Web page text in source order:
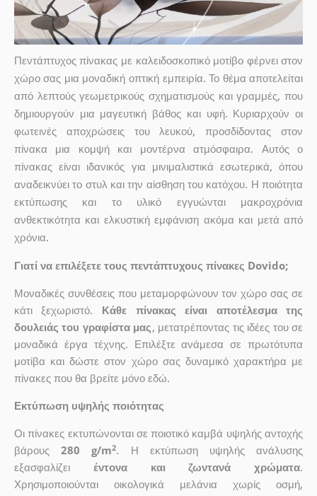
Πεντάπτυχος πίνακας με καλειδοσκοπικό μοτίβο φέρνει στον
χώρο σας μια μοναδική οπτική εμπειρία. Το θέμα αποτελείται
από λεπτούς γεωμετρικούς σχηματισμούς και γραμμές, που
δημιουργούν μια μαγευτική βάθος και υφή. Κυριαρχούν οι
φωτεινές αποχρώσεις του λευκού, προσδίδοντας στον
πίνακα μια κομψή και μοντέρνα ατμόσφαιρα. Αυτός ο
πίνακας είναι ιδανικός για μινιμαλιστικά εσωτερικά, όπου
αναδεικνύει το στυλ και την αίσθηση του κατόχου. Η ποιότητα
εκτύπωσης και το υλικό εγγυώνται μακροχρόνια
ανθεκτικότητα και ελκυστική εμφάνιση ακόμα και μετά από
χρόνια.
Γιατί να επιλέξετε τους πεντάπτυχους πίνακες Dovido;
Μοναδικές συνθέσεις που μεταμορφώνουν τον χώρο σας σε
κάτι ξεχωριστό. Κάθε πίνακας είναι αποτέλεσμα της
δουλειάς του γραφίστα μας, μετατρέποντας τις ιδέες του σε
μοναδικά έργα τέχνης. Επιλέξτε ανάμεσα σε πρωτότυπα
μοτίβα και δώστε στον χώρο σας δυναμικό χαρακτήρα με
πίνακες που θα βρείτε μόνο εδώ.
Εκτύπωση υψηλής ποιότητας
Οι πίνακες εκτυπώνονται σε ποιοτικό καμβά υψηλής αντοχής
βάρους280 g/m2. Η εκτύπωση υψηλής ανάλυσης
εξασφαλίζει έντονα και ζωντανά χρώματα.
Χρησιμοποιούνται οικολογικά μελάνια χωρίς οσμή,